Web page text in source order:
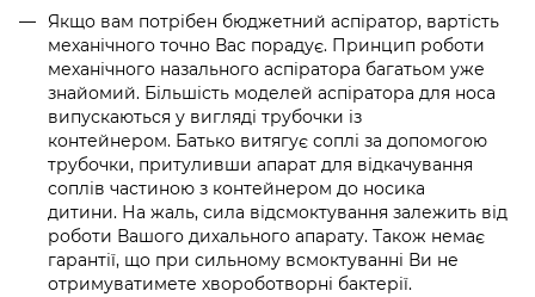
Якщо вам потрібен бюджетний аспіратор, вартість
механічного точно Вас порадує. Принцип роботи
механічного назального аспіратора багатьом уже
знайомий. Більшість моделей аспіратора для носа
випускаються у вигляді трубочки із
контейнером. Батько витягує соплі за допомогою
трубочки, притуливши апарат для відкачування
соплів частиною з контейнером до носика
дитини. На жаль, сила відсмоктування залежить від
роботи Вашого дихального апарату. Також немає
гарантії, що при сильному всмоктуванні Ви не
отримуватимете хвороботворні бактерії.